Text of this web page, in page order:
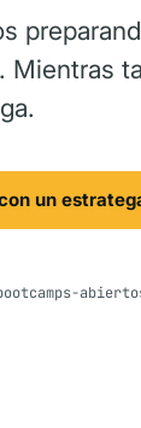
Mientras
un